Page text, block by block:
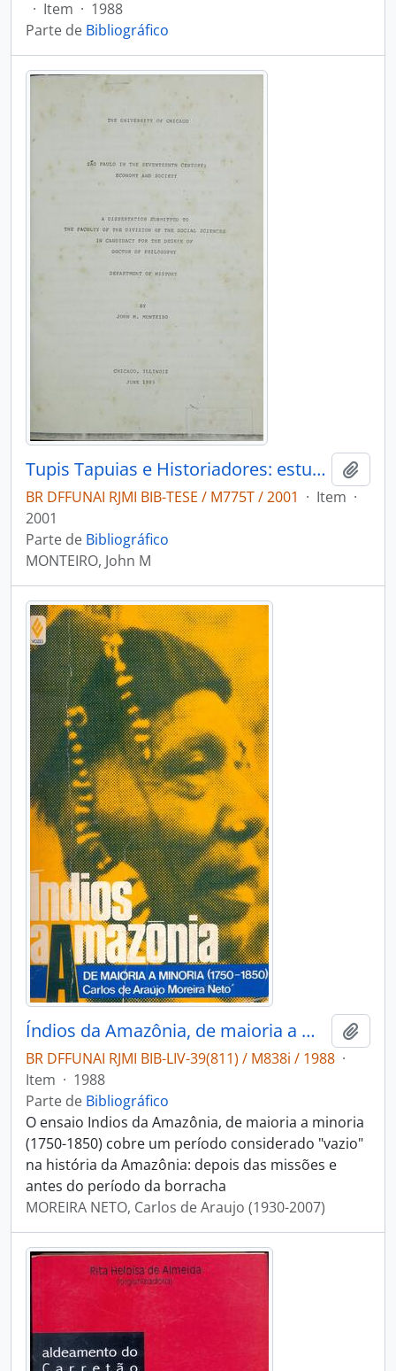
· Item · 1988
Parte de Bibliográfico
Tupis Tapuias e Historiadores: estudos de história indígena e do indigenismo
BR DFFUNAI RJMI BIB-TESE / M775T / 2001 · Item ·
2001
Parte de Bibliográfico
MONTEIRO, John M
Índios da Amazônia, de maioria a minoria (1750-1850)
BR DFFUNAI RJMI BIB-LIV-39(811) / M838i / 1988 ·
Item · 1988
Parte de Bibliográfico
O ensaio Indios da Amazônia, de maioria a minoria
(1750-1850) cobre um período considerado "vazio"
na história da Amazônia: depois das missões e
antes do período da borracha
MOREIRA NETO, Carlos de Araujo (1930-2007)